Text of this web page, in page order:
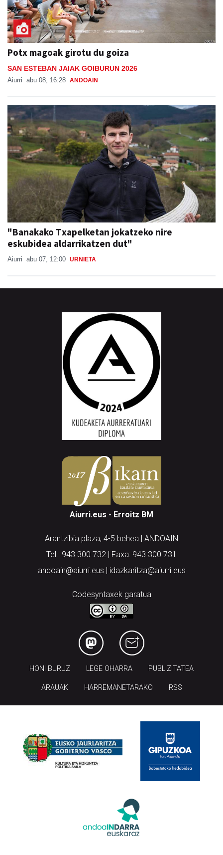
Potx magoak girotu du goiza
SAN ESTEBAN JAIAK GOIBURUN 2026
Aiurri abu 08, 16:28 ANDOAIN
"Banakako Txapelketan jokatzeko nire
eskubidea aldarrikatzen dut"
Aiurri abu 07, 12:00 URNIETA
Aiurri.eus - Erroitz BM
Arantzibia plaza, 4-5 behea | ANDOAIN
Tel.: 943 300 732 | Faxa: 943 300 731
andoain@aiurri.eus | idazkaritza@aiurri.eus
Codesyntaxek garatua
HONI BURUZ LEGE OHARRA PUBLIZITATEA
ARAUAK HARREMANETARAKO RSS